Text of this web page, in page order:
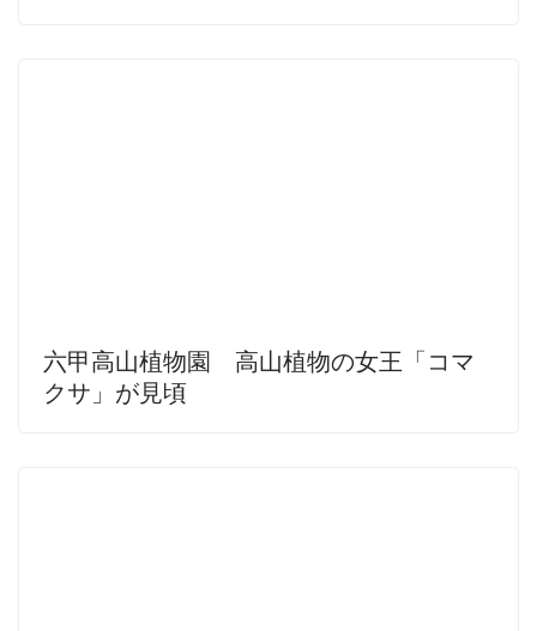
六甲高山植物園 高山植物の女王「コマ
クサ」が見頃